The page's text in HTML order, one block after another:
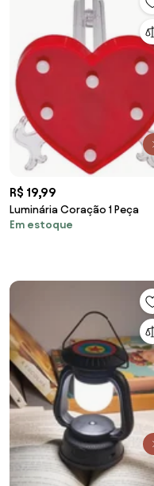
R$ 19,99
Luminária Coração 1 Peça
Em estoque